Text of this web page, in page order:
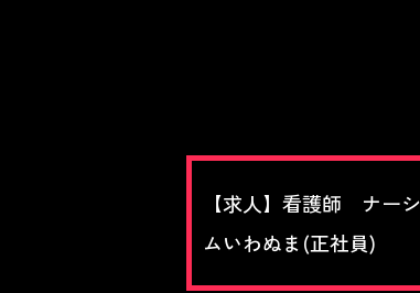
【求人】看護師 ナー
ムいわぬま(正社員)